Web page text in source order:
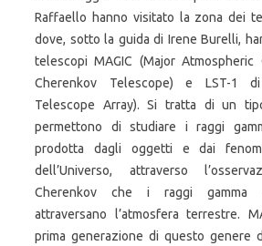
Raffaello hanno visitato la zona dei
dove, sotto la guida di Irene Burelli,
telescopi MAGIC (Major Atmospheric
Cherenkov Telescope) e LST-1
Telescope Array). Si tratta di un
permettono di studiare i raggi
prodotta dagli oggetti e dai
dell’Universo, attraverso
Cherenkov che i raggi gamma
attraversano l’atmosfera terrestre.
prima generazione di questo genere